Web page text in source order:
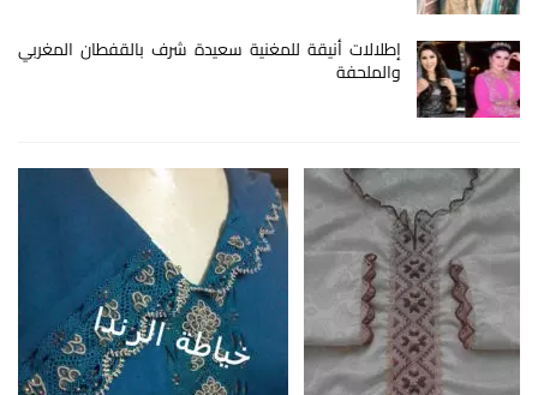
إطلالات أنيقة للمغنية سعيدة شرف بالقفطان المغربي
والملحفة